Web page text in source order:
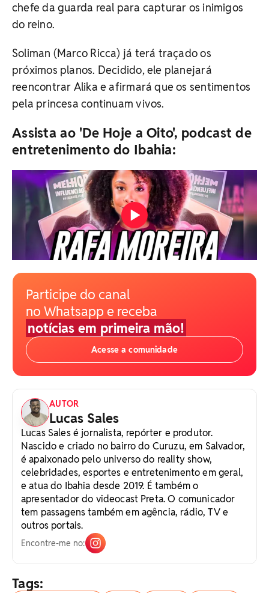
chefe da guarda real para capturar os inimigos
do reino.
Soliman (Marco Ricca) já terá traçado os
próximos planos. Decidido, ele planejará
reencontrar Alika e afirmará que os sentimentos
pela princesa continuam vivos.
Assista ao 'De Hoje a Oito', podcast de
entretenimento do Ibahia:
Participe do canal
no Whatsapp e receba
notícias em primeira mão!
Acesse a comunidade
AUTOR
Lucas Sales
Lucas Sales é jornalista, repórter e produtor.
Nascido e criado no bairro do Curuzu, em Salvador,
é apaixonado pelo universo do reality show,
celebridades, esportes e entretenimento em geral,
e atua do Ibahia desde 2019. É também o
apresentador do videocast Preta. O comunicador
tem passagens também em agência, rádio, TV e
outros portais.
Encontre-me no:
Tags: